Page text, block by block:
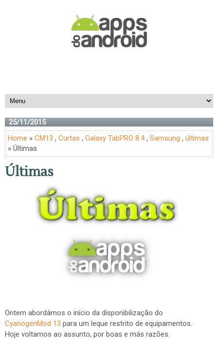
25/11/2015
Home » CM13 , Curtas , Galaxy TabPRO 8.4, Samsung , últimas
» Últimas
Últimas
Ontem abordámos o início da disponibilização do
CyanogenMod 13 para um leque restrito de equipamentos.
Hoje voltamos ao assunto, por boas e más razões.